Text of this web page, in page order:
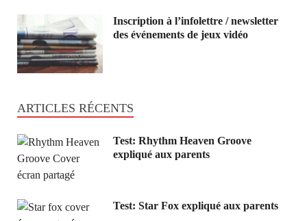
Inscription à l’infolettre / newsletter
des événements de jeux vidéo
ARTICLES RÉCENTS
Test: Rhythm Heaven Groove
expliqué aux parents
Test: Star Fox expliqué aux parents